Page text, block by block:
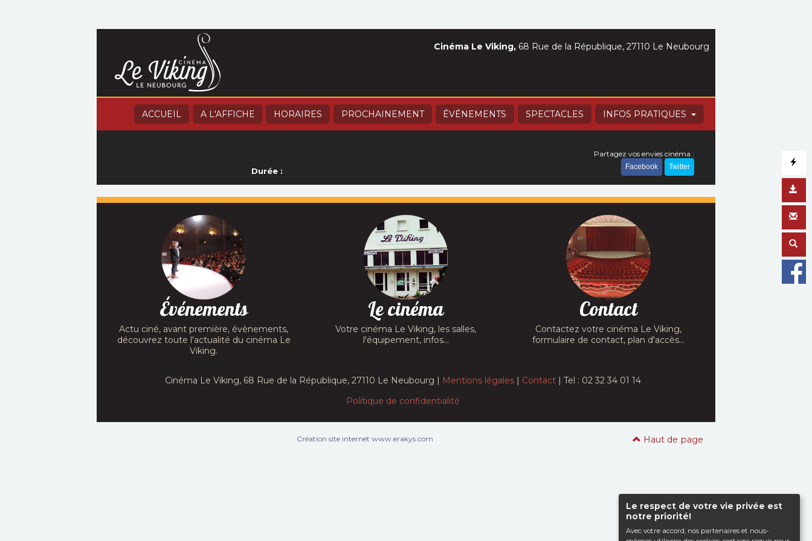
Le respect de votre vie privée est
notre priorité!
Avec votre accord, nos partenaires et nous-
ACCUEIL A L'AFFICHE HORAIRES PROCHAINEMENT ÉVÉNEMENTS SPECTACLES INFOS PRATIQUES
Cinéma Le Viking, 68 Rue de la République, 27110 Le Neubourg
Durée :
Partagez vos envies cinéma :
Facebook Twitter
Événements
Actu ciné, avant première, évènements,
découvrez toute l'actualité du cinéma Le
Viking.
Le cinéma
Votre cinéma Le Viking, les salles,
l'équipement, infos...
Contact
Contactez votre cinéma Le Viking,
formulaire de contact, plan d'accès...
Cinéma Le Viking, 68 Rue de la République, 27110 Le Neubourg | Mentions légales | Contact | Tel : 02 32 34 01 14
Politique de confidentialité
Haut de page
Création site internet www.erakys.com